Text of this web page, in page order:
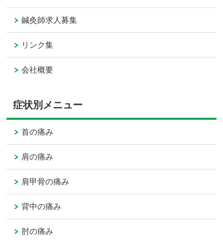
鍼灸師求人募集
リンク集
会社概要
症状別メニュー
首の痛み
肩の痛み
肩甲骨の痛み
背中の痛み
肘の痛み